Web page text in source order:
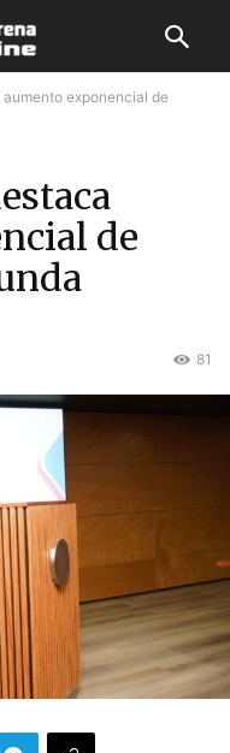
exponencial de
de
81